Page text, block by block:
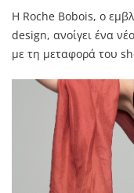
Η Roche Bobois, ο
design, ανοίγει ένα
με τη μεταφορά του